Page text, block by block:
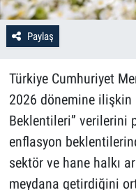
Paylaş
Türkiye Cumhuriyet
2026 dönemine ilişkin
Beklentileri” verilerini
enflasyon
sektör ve hane halkı
meydana getirdiğini